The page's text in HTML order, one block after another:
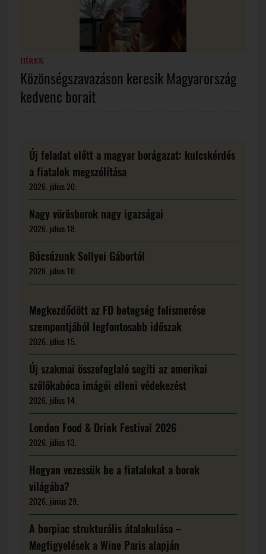
HÍREK
Közönségszavazáson keresik Magyarország
kedvenc borait
Új feladat előtt a magyar borágazat: kulcskérdés
a fiatalok megszólítása
2026. július 20.
Nagy vörösborok nagy igazságai
2026. július 18.
Búcsúzunk Sellyei Gábortól
2026. július 16.
Megkezdődött az FD betegség felismerése
szempontjából legfontosabb időszak
2026. július 15.
Új szakmai összefoglaló segíti az amerikai
szőlőkabóca imágói elleni védekezést
2026. július 14.
London Food & Drink Festival 2026
2026. július 13.
Hogyan vezessük be a fiatalokat a borok
világába?
2026. június 29.
A borpiac strukturális átalakulása –
Megfigyelések a Wine Paris alapján